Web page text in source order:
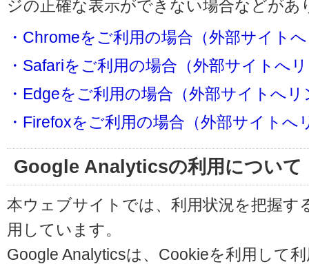
ジの正確な表示ができない場合などが
・Chromeをご利用の場合（外部サイト
・Safariをご利用の場合（外部サイトへ
・Edgeをご利用の場合（外部サイトへリ
・Firefoxをご利用の場合（外部サイトへ
Google Analyticsの利用について
本ウェブサイトでは、利用状況を把握す
用しています。
Google Analyticsは、Cookieを利用して